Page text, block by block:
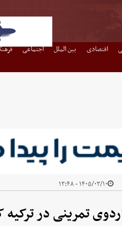
اقتصادی بین الملل اجتماعی
۱۴۰۵/۰۳/۱۰ - ۱۳:۴۸
تمرینی در